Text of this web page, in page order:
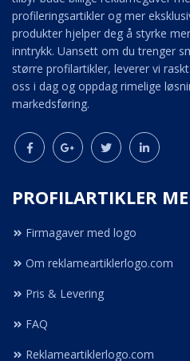
profileringsartikler og mer
produkter hjelper deg å styrke
inntrykk. Uansett om du trenger
større profilartikler, leverer vi
oss i dag og oppdag rimelige
markedsføring.
PROFILARTIKLER
Firmagaver med logo
Om reklameartiklerlogo.com
Pris & Levering
FAQ
Reklameartiklerlogo.com